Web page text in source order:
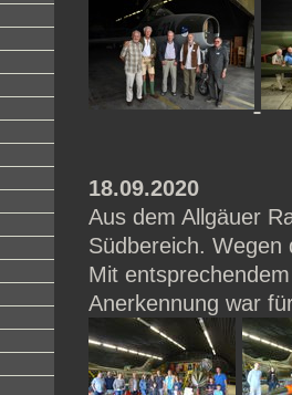
18.09.2020
Aus dem Allgäuer
Südbereich.
Mit
Anerkennung war